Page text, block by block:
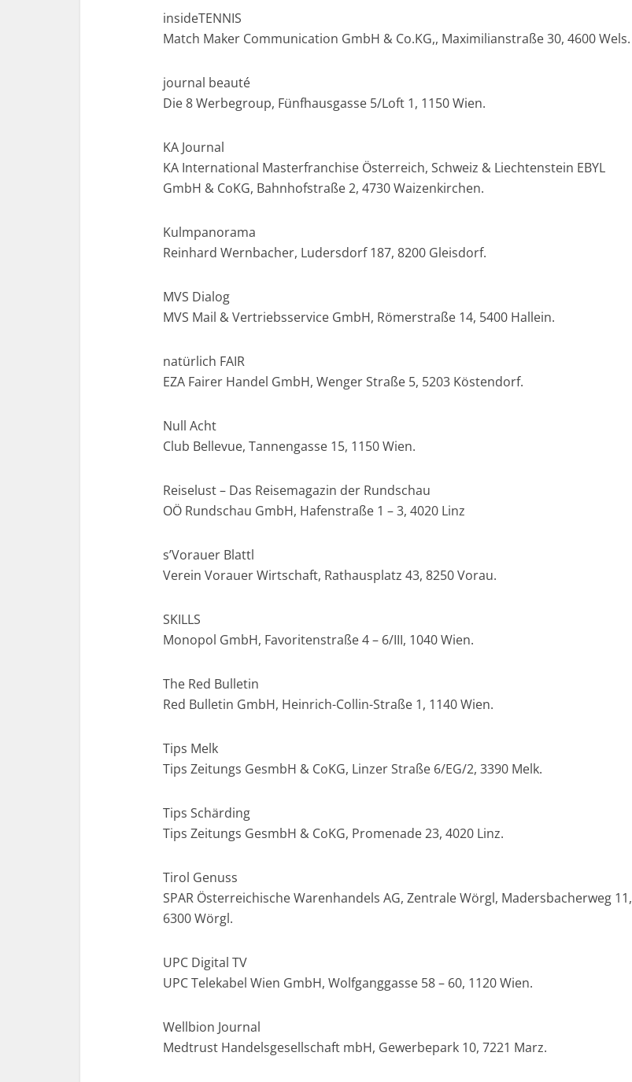
insideTENNIS
Match Maker Communication GmbH & Co.KG,, Maximilianstraße 30, 4600 Wels.
journal beauté
Die 8 Werbegroup, Fünfhausgasse 5/Loft 1, 1150 Wien.
KA Journal
KA International Masterfranchise Österreich, Schweiz & Liechtenstein EBYL
GmbH & CoKG, Bahnhofstraße 2, 4730 Waizenkirchen.
Kulmpanorama
Reinhard Wernbacher, Ludersdorf 187, 8200 Gleisdorf.
MVS Dialog
MVS Mail & Vertriebsservice GmbH, Römerstraße 14, 5400 Hallein.
natürlich FAIR
EZA Fairer Handel GmbH, Wenger Straße 5, 5203 Köstendorf.
Null Acht
Club Bellevue, Tannengasse 15, 1150 Wien.
Reiselust – Das Reisemagazin der Rundschau
OÖ Rundschau GmbH, Hafenstraße 1 – 3, 4020 Linz
s’Vorauer Blattl
Verein Vorauer Wirtschaft, Rathausplatz 43, 8250 Vorau.
SKILLS
Monopol GmbH, Favoritenstraße 4 – 6/III, 1040 Wien.
The Red Bulletin
Red Bulletin GmbH, Heinrich-Collin-Straße 1, 1140 Wien.
Tips Melk
Tips Zeitungs GesmbH & CoKG, Linzer Straße 6/EG/2, 3390 Melk.
Tips Schärding
Tips Zeitungs GesmbH & CoKG, Promenade 23, 4020 Linz.
Tirol Genuss
SPAR Österreichische Warenhandels AG, Zentrale Wörgl, Madersbacherweg 11,
6300 Wörgl.
UPC Digital TV
UPC Telekabel Wien GmbH, Wolfganggasse 58 – 60, 1120 Wien.
Wellbion Journal
Medtrust Handelsgesellschaft mbH, Gewerbepark 10, 7221 Marz.